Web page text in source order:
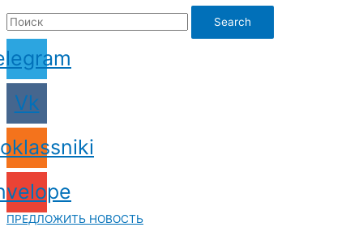
Search
Vk
ПРЕДЛОЖИТЬ НОВОСТЬ